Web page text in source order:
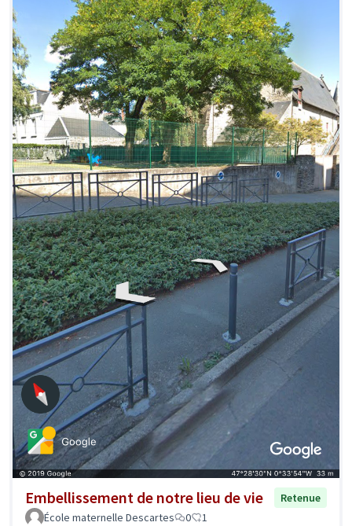
Embellissement de notre lieu de vie
Retenue
École maternelle Descartes
0 1